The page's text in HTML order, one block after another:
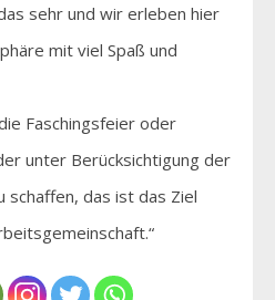
sehr und wir erleben hier
mit viel Spaß und
Faschingsfeier oder
unter Berücksichtigung der
schaffen, das ist das Ziel